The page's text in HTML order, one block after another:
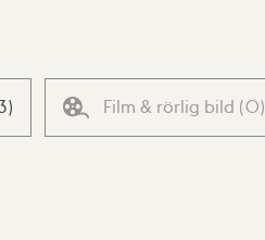
) Film & rörlig bild (0)